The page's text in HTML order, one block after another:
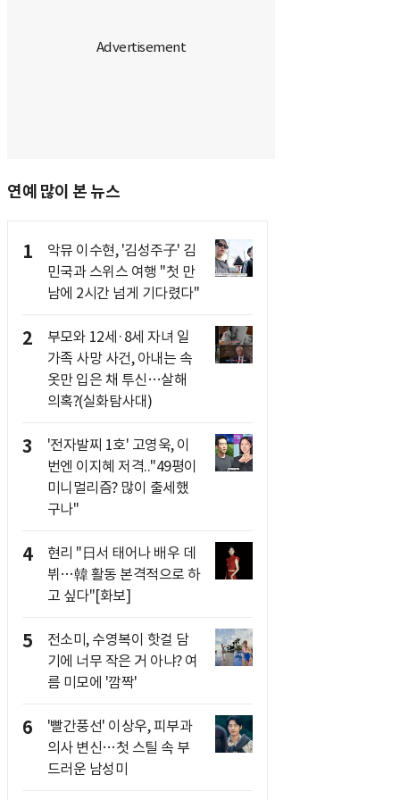
연예 많이 본 뉴스
1
악뮤 이수현, '김성주子' 김
민국과 스위스 여행 "첫 만
남에 2시간 넘게 기다렸다"
2
부모와 12세·8세 자녀 일
가족 사망 사건, 아내는 속
옷만 입은 채 투신…살해
의혹?(실화탐사대)
3
'전자발찌 1호' 고영욱, 이
번엔 이지혜 저격.."49평이
미니멀리즘? 많이 출세했
구나"
4
현리 "日서 태어나 배우 데
뷔…韓 활동 본격적으로 하
고 싶다"[화보]
5
전소미, 수영복이 핫걸 담
기에 너무 작은 거 아냐? 여
름 미모에 '깜짝'
6
'빨간풍선' 이상우, 피부과
의사 변신…첫 스틸 속 부
드러운 남성미